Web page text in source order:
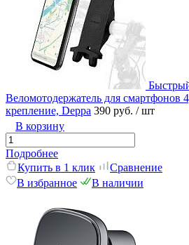
Веломотодержатель для смартфонов
крепление, Deppa 390 руб. / шт
В корзину
Подробнее
Купить в 1 клик
Сравнение
В избранное
В наличии